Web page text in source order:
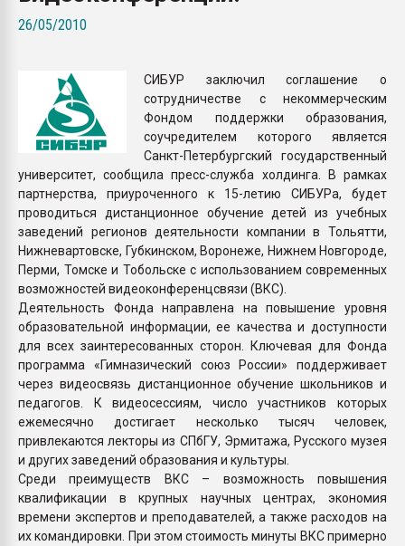
ПЕРЕЙТИ НА
26/05/2010
СИБУР заключил соглашение о
сотрудничестве с некоммерческим
Фондом поддержки образования,
соучредителем которого является
Санкт-Петербургский государственный
университет, сообщила пресс-служба холдинга. В рамках
партнерства, приуроченного к 15-летию СИБУРа, будет
проводиться дистанционное обучение детей из учебных
заведений регионов деятельности компании в Тольятти,
Нижневартовске, Губкинском, Воронеже, Нижнем Новгороде,
Перми, Томске и Тобольске с использованием современных
возможностей видеоконференцсвязи (ВКС).
Деятельность Фонда направлена на повышение уровня
образовательной информации, ее качества и доступности
для всех заинтересованных сторон. Ключевая для Фонда
программа «Гимназический союз России» поддерживает
через видеосвязь дистанционное обучение школьников и
педагогов. К видеосессиям, число участников которых
ежемесячно достигает несколько тысяч человек,
привлекаются лекторы из СПбГУ, Эрмитажа, Русского музея
и других заведений образования и культуры.
Среди преимуществ ВКС – возможность повышения
квалификации в крупных научных центрах, экономия
времени экспертов и преподавателей, а также расходов на
их командировки. При этом стоимость минуты ВКС примерно